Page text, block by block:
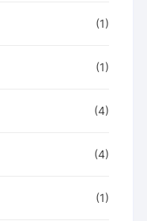
(1)
(1)
(4)
(4)
(1)